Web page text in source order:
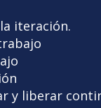
iteración.
y liberar